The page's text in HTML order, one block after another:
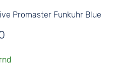
Promaster Funkuhr Blue